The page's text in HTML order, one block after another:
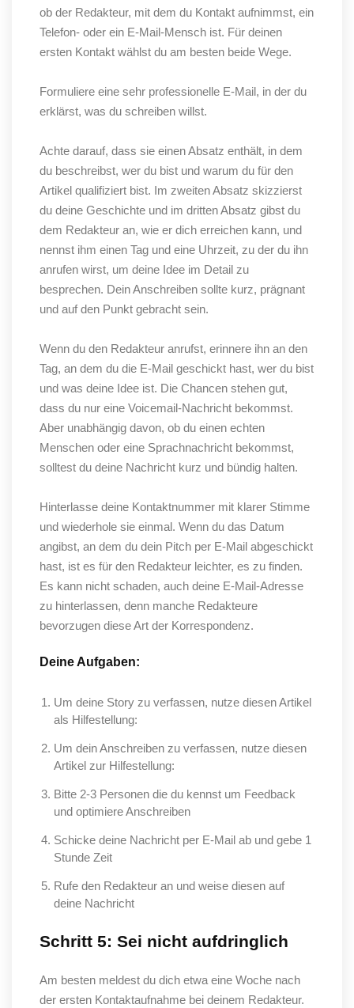
ob der Redakteur, mit dem du Kontakt aufnimmst, ein
Telefon- oder ein E-Mail-Mensch ist. Für deinen
ersten Kontakt wählst du am besten beide Wege.
Formuliere eine sehr professionelle E-Mail, in der du
erklärst, was du schreiben willst.
Achte darauf, dass sie einen Absatz enthält, in dem
du beschreibst, wer du bist und warum du für den
Artikel qualifiziert bist. Im zweiten Absatz skizzierst
du deine Geschichte und im dritten Absatz gibst du
dem Redakteur an, wie er dich erreichen kann, und
nennst ihm einen Tag und eine Uhrzeit, zu der du ihn
anrufen wirst, um deine Idee im Detail zu
besprechen. Dein Anschreiben sollte kurz, prägnant
und auf den Punkt gebracht sein.
Wenn du den Redakteur anrufst, erinnere ihn an den
Tag, an dem du die E-Mail geschickt hast, wer du bist
und was deine Idee ist. Die Chancen stehen gut,
dass du nur eine Voicemail-Nachricht bekommst.
Aber unabhängig davon, ob du einen echten
Menschen oder eine Sprachnachricht bekommst,
solltest du deine Nachricht kurz und bündig halten.
Hinterlasse deine Kontaktnummer mit klarer Stimme
und wiederhole sie einmal. Wenn du das Datum
angibst, an dem du dein Pitch per E-Mail abgeschickt
hast, ist es für den Redakteur leichter, es zu finden.
Es kann nicht schaden, auch deine E-Mail-Adresse
zu hinterlassen, denn manche Redakteure
bevorzugen diese Art der Korrespondenz.
Deine Aufgaben:
Um deine Story zu verfassen, nutze diesen Artikel
als Hilfestellung:
Um dein Anschreiben zu verfassen, nutze diesen
Artikel zur Hilfestellung:
Bitte 2-3 Personen die du kennst um Feedback
und optimiere Anschreiben
Schicke deine Nachricht per E-Mail ab und gebe 1
Stunde Zeit
Rufe den Redakteur an und weise diesen auf
deine Nachricht
Schritt 5: Sei nicht aufdringlich
Am besten meldest du dich etwa eine Woche nach
der ersten Kontaktaufnahme bei deinem Redakteur.